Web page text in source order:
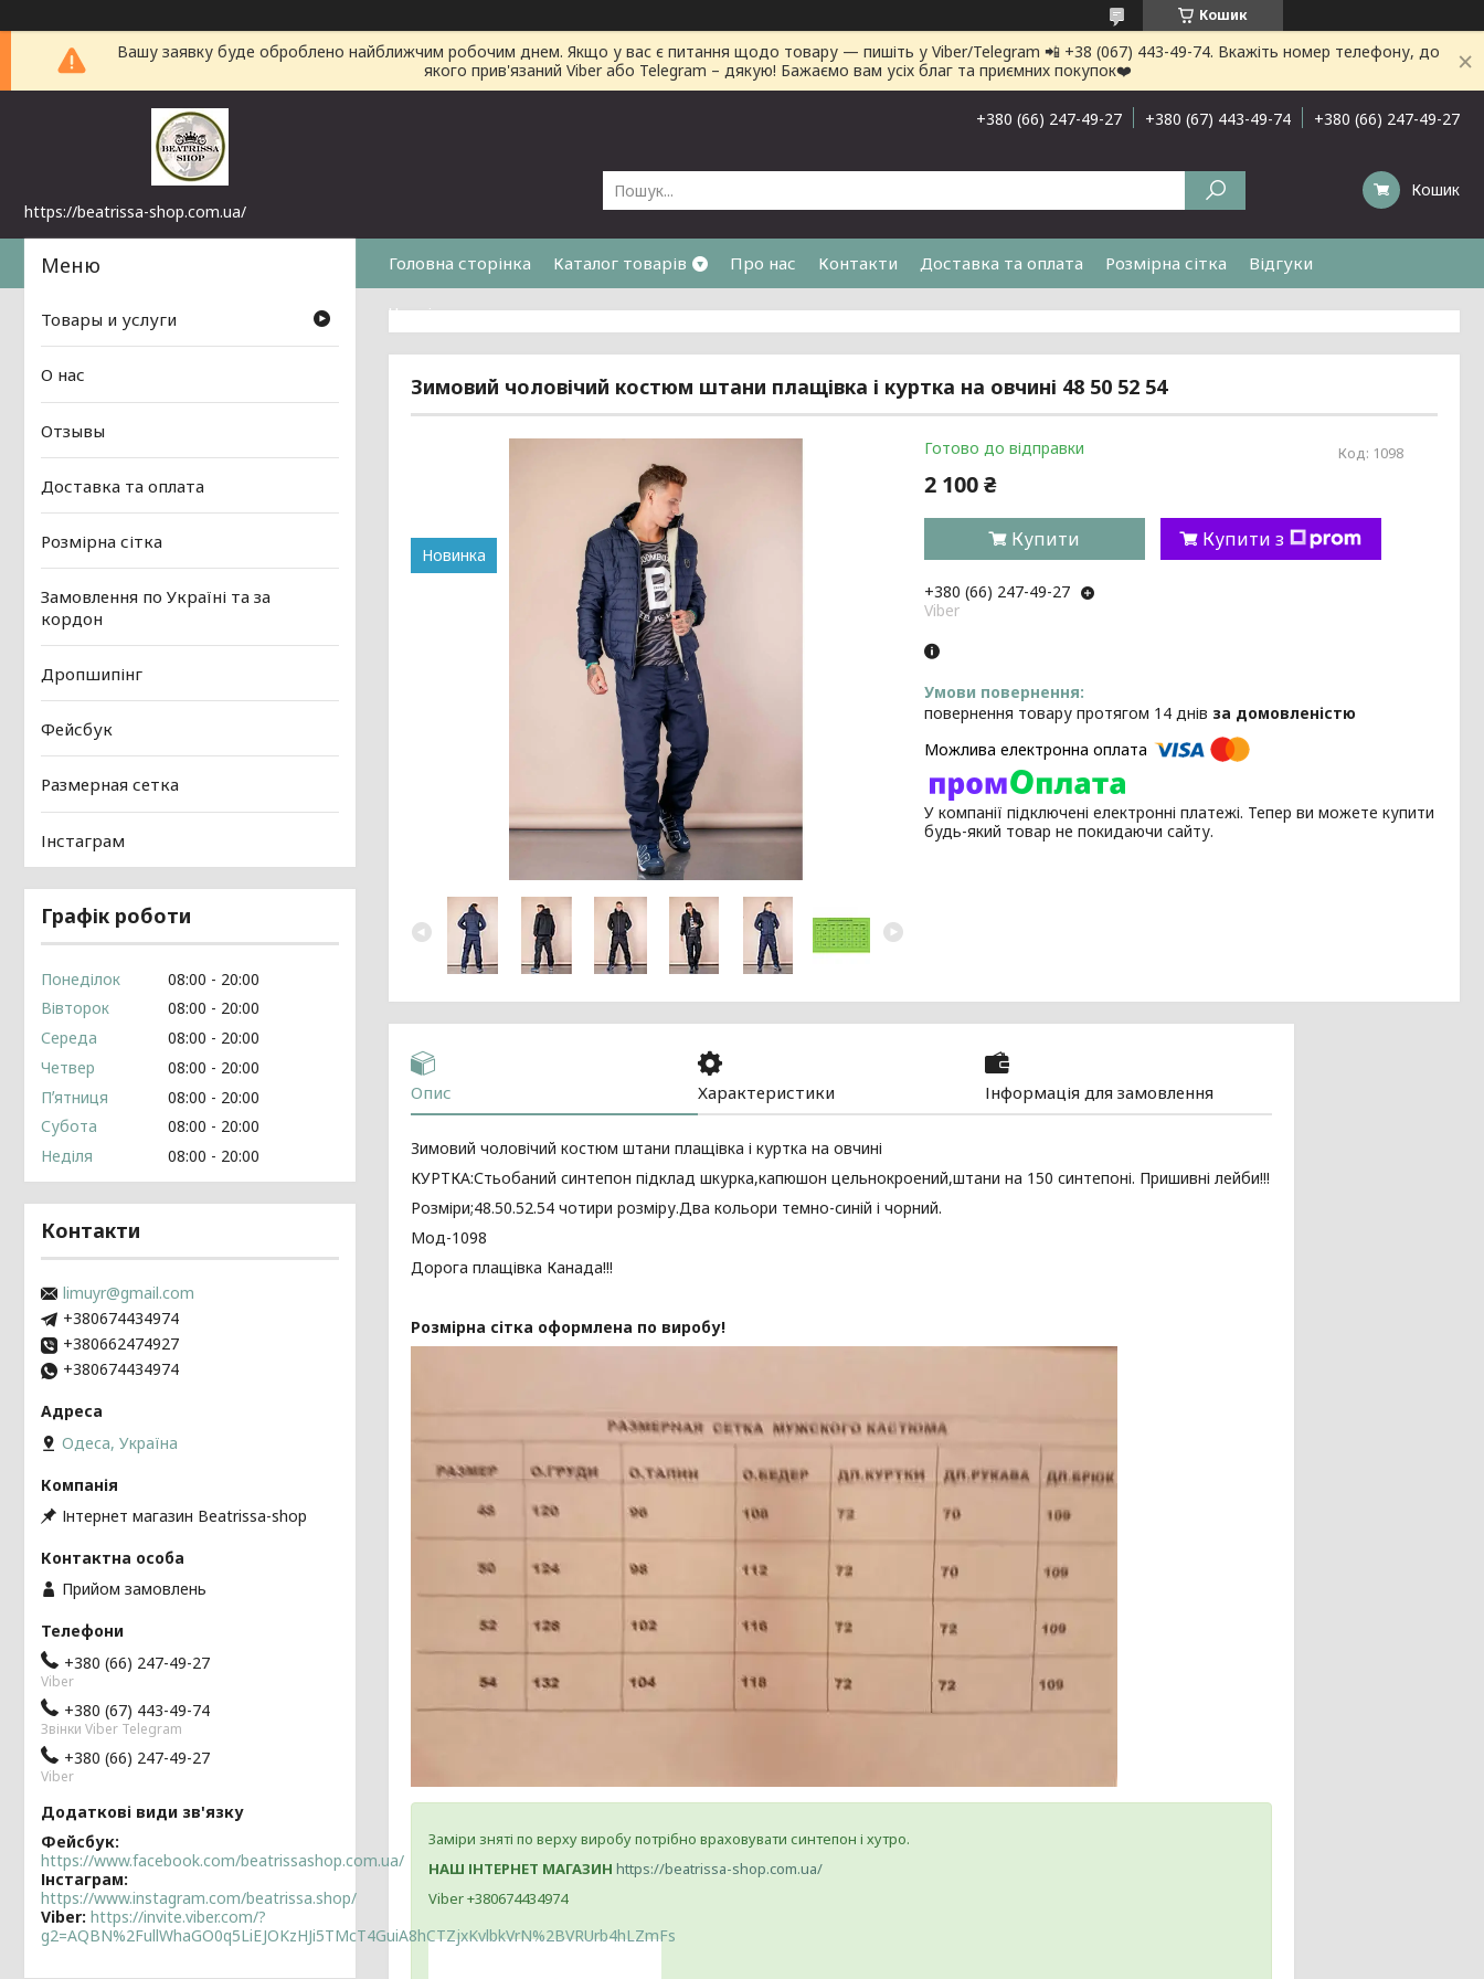
Кошик
Вашу заявку буде оброблено найближчим робочим днем. Якщо у вас є питання щодо товару — пишіть у Viber/Telegram 📲 +38 (067) 443-49-74. Вкажіть номер телефону, до
якого прив'язаний Viber або Telegram – дякую! Бажаємо вам усіх благ та приємних покупок❤️
https://beatrissa-shop.com.ua/
+380 (66) 247-49-27 +380 (67) 443-49-74 +380 (66) 247-49-27
Кошик
Головна сторінка Каталог товарів Про нас Контакти Доставка та оплата Розмірна сітка Відгуки
Часті питання
Зимовий чоловічий костюм штани плащівка і куртка на овчині 48 50 52 54
Новинка
Готово до відправки Код: 1098
2 100 ₴
Купити Купити з
+380 (66) 247-49-27
Viber
повернення товару протягом 14 днів за домовленістю
У компанії підключені електронні платежі. Тепер ви можете купити
будь-який товар не покидаючи сайту.
Опис Характеристики Інформація для замовлення
Зимовий чоловічий костюм штани плащівка і куртка на овчині
КУРТКА:Стьобаний синтепон підклад шкурка,капюшон цельнокроений,штани на 150 синтепоні. Пришивні лейби!!!
Розміри;48.50.52.54 чотири розміру.Два кольори темно-синій і чорний.
Мод-1098
Дорога плащівка Канада!!!
Розмірна сітка оформлена по виробу!
Заміри зняті по верху виробу потрібно враховувати синтепон і хутро.
НАШ ІНТЕРНЕТ МАГАЗИН https://beatrissa-shop.com.ua/
Viber +380674434974
Товары и услуги
О нас
Отзывы
Доставка та оплата
Розмірна сітка
Замовлення по Україні та за
кордон
Дропшипінг
Фейсбук
Размерная сетка
Інстаграм
Графік роботи
Понеділок 08:00
20:00
Вівторок
08:00
20:00
Середа
08:00
20:00
Четвер
08:00
20:00
Пʼятниця
08:00
20:00
Субота
08:00
20:00
Неділя
08:00 20:00
Контакти
limuyr@gmail.com
+380674434974
+380662474927
+380674434974
Одеса, Україна
Інтернет магазин Beatrissa-shop
Прийом замовлень
+380 (66) 247-49-27
Viber
+380 (67) 443-49-74
Звінки Viber Telegram
+380 (66) 247-49-27
Viber
Фейсбук
https://www.facebook.com/beatrissashop.com.ua/
Інстаграм
https://www.instagram.com/beatrissa.shop/
Viber https://invite.viber.com/?
g2=AQBN%2FullWhaGO0q5LiEJOKzHJi5TMcT4GuiA8hCTZjxKvlbkVrN%2BVRUrb4hLZmFs